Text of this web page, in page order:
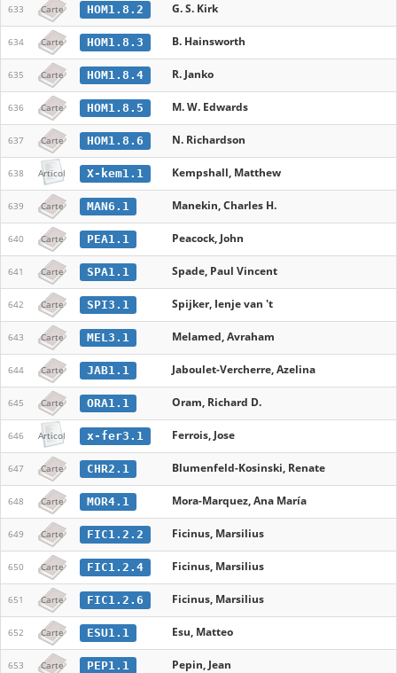
633 Carte HOM1.8.2 G. S. Kirk
634 Carte HOM1.8.3 B. Hainsworth
635 Carte HOM1.8.4 R. Janko
636 Carte HOM1.8.5 M. W. Edwards
637 Carte HOM1.8.6 N. Richardson
638 Articol X-kem1.1 Kempshall, Matthew
639 Carte MAN6.1 Manekin, Charles H.
640 Carte PEA1.1 Peacock, John
641 Carte SPA1.1 Spade, Paul Vincent
642 Carte SPI3.1 Spijker, Ienje van 't
643 Carte MEL3.1 Melamed, Avraham
644 Carte JAB1.1 Jaboulet-Vercherre, Azelina
645 Carte ORA1.1 Oram, Richard D.
646 Articol x-fer3.1 Ferrois, Jose
647 Carte CHR2.1 Blumenfeld-Kosinski, Renate
648 Carte MOR4.1 Mora-Marquez, Ana María
649 Carte FIC1.2.2 Ficinus, Marsilius
650 Carte FIC1.2.4 Ficinus, Marsilius
651 Carte FIC1.2.6 Ficinus, Marsilius
652 Carte ESU1.1 Esu, Matteo
653 Carte PEP1.1 Pepin, Jean